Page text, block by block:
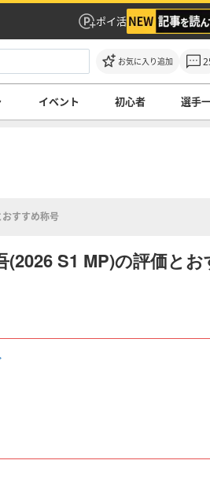
ポイ活
お気に入り追加
イベント 初心者 選手
すすめ称号
(2026 S1 MP)の評価と